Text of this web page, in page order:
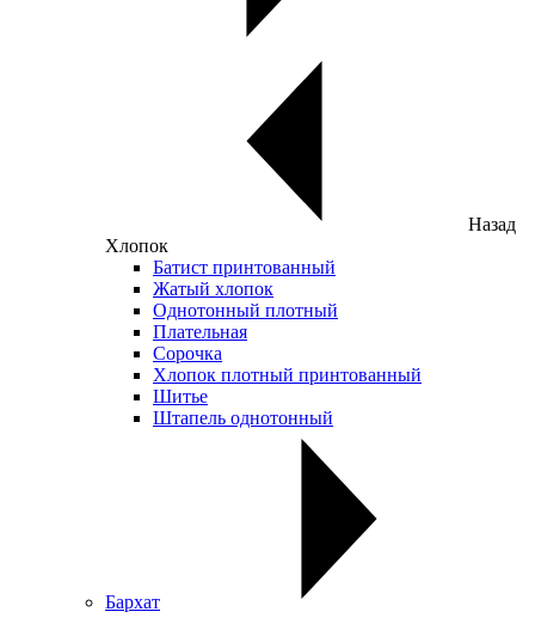
Назад
Хлопок
Батист принтованный
Жатый хлопок
Однотонный плотный
Плательная
Сорочка
Хлопок плотный принтованный
Шитье
Штапель однотонный
Бархат